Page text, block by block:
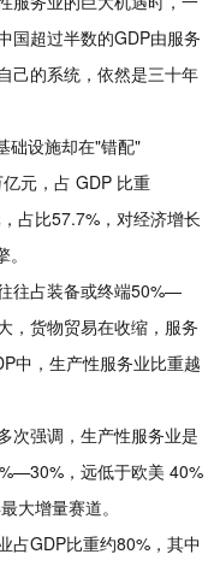
超过半数的GDP由服务
己的系统，依然是三十年
础设施却在"错配"
元，占 GDP 比重
占比57.7%，对经济增长
往占装备或终端50%—
，货物贸易在收缩，服务
中，生产性服务业比重越
次强调，生产性服务业是
，远低于欧美 40%
增量赛道。
占GDP比重约80%，其中